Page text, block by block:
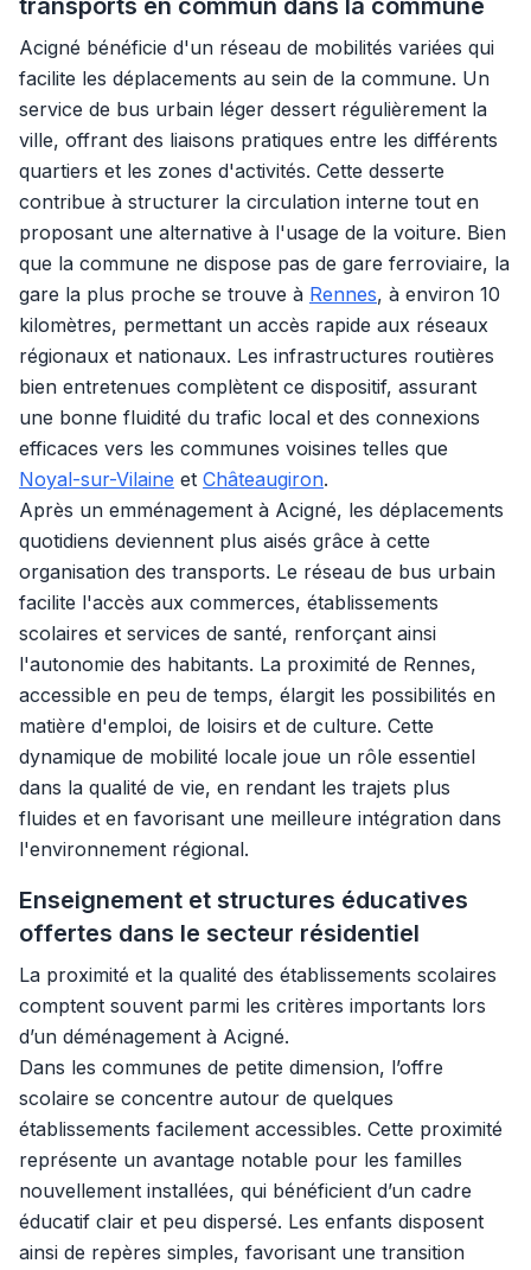
transports en commun dans la commune
Acigné bénéficie d'un réseau de mobilités variées qui
facilite les déplacements au sein de la commune. Un
service de bus urbain léger dessert régulièrement la
ville, offrant des liaisons pratiques entre les différents
quartiers et les zones d'activités. Cette desserte
contribue à structurer la circulation interne tout en
proposant une alternative à l'usage de la voiture. Bien
que la commune ne dispose pas de gare ferroviaire, la
gare la plus proche se trouve à Rennes, à environ 10
kilomètres, permettant un accès rapide aux réseaux
régionaux et nationaux. Les infrastructures routières
bien entretenues complètent ce dispositif, assurant
une bonne fluidité du trafic local et des connexions
efficaces vers les communes voisines telles que
Noyal-sur-Vilaine et Châteaugiron.
Après un emménagement à Acigné, les déplacements
quotidiens deviennent plus aisés grâce à cette
organisation des transports. Le réseau de bus urbain
facilite l'accès aux commerces, établissements
scolaires et services de santé, renforçant ainsi
l'autonomie des habitants. La proximité de Rennes,
accessible en peu de temps, élargit les possibilités en
matière d'emploi, de loisirs et de culture. Cette
dynamique de mobilité locale joue un rôle essentiel
dans la qualité de vie, en rendant les trajets plus
fluides et en favorisant une meilleure intégration dans
l'environnement régional.
Enseignement et structures éducatives
offertes dans le secteur résidentiel
La proximité et la qualité des établissements scolaires
comptent souvent parmi les critères importants lors
d’un déménagement à Acigné.
Dans les communes de petite dimension, l’offre
scolaire se concentre autour de quelques
établissements facilement accessibles. Cette proximité
représente un avantage notable pour les familles
nouvellement installées, qui bénéficient d’un cadre
éducatif clair et peu dispersé. Les enfants disposent
ainsi de repères simples, favorisant une transition